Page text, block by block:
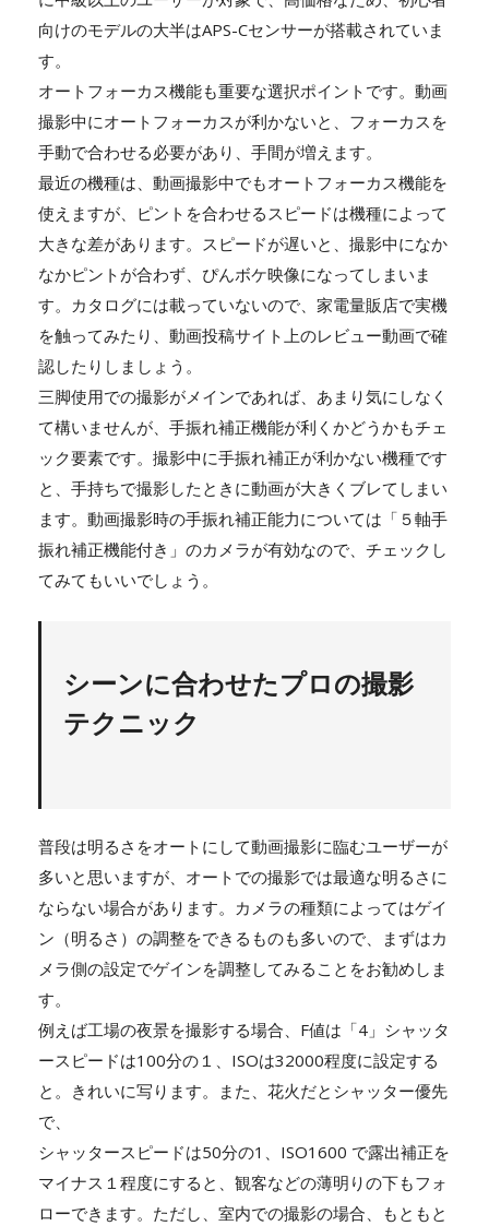
向けのモデルの大半はAPS-Cセンサーが搭載されていま
す。
オートフォーカス機能も重要な選択ポイントです。動画
撮影中にオートフォーカスが利かないと、フォーカスを
手動で合わせる必要があり、手間が増えます。
最近の機種は、動画撮影中でもオートフォーカス機能を
使えますが、ピントを合わせるスピードは機種によって
大きな差があります。スピードが遅いと、撮影中になか
なかピントが合わず、ぴんボケ映像になってしまいま
す。カタログには載っていないので、家電量販店で実機
を触ってみたり、動画投稿サイト上のレビュー動画で確
認したりしましょう。
三脚使用での撮影がメインであれば、あまり気にしなく
て構いませんが、手振れ補正機能が利くかどうかもチェ
ック要素です。撮影中に手振れ補正が利かない機種です
と、手持ちで撮影したときに動画が大きくブレてしまい
ます。動画撮影時の手振れ補正能力については「５軸手
振れ補正機能付き」のカメラが有効なので、チェックし
てみてもいいでしょう。
シーンに合わせたプロの撮影
テクニック
普段は明るさをオートにして動画撮影に臨むユーザーが
多いと思いますが、オートでの撮影では最適な明るさに
ならない場合があります。カメラの種類によってはゲイ
ン（明るさ）の調整をできるものも多いので、まずはカ
メラ側の設定でゲインを調整してみることをお勧めしま
す。
例えば工場の夜景を撮影する場合、F値は「4」シャッタ
ースピードは100分の１、ISOは32000程度に設定する
と。きれいに写ります。また、花火だとシャッター優先
で、
シャッタースピードは50分の1、ISO1600 で露出補正を
マイナス１程度にすると、観客などの薄明りの下もフォ
ローできます。ただし、室内での撮影の場合、もともと